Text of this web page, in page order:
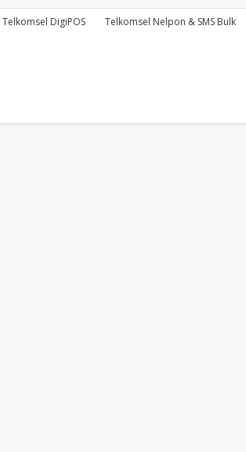
Telkomsel DigiPOS Telkomsel Nelpon & SMS Bulk